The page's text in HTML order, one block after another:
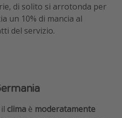
di solito si arrotonda per
un 10% di mancia al
del servizio.
clima è moderatamente